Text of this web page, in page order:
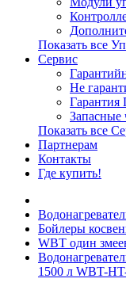
Показать все
Сервис
Не
Запасные
Показать все
Партнерам
Контакты
Где купить!
Бойлеры
WBT один
1500 л WBT-